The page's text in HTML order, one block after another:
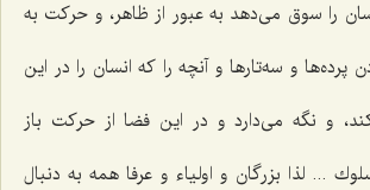
را سوق می‌دهد به عبور از ظاهر، و حركت به
پرده‌ها و سه‌تارها و آنچه را كه انسان را در این
و نگه می‌دارد و در این فضا از حركت باز
... لذا بزرگان و اولیاء و عرفا همه به دنبال